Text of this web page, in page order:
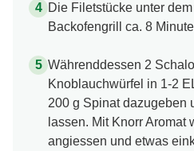
Die Filetstücke unter
Backofengrill ca. 8
Währenddessen 2
Knoblauchwürfel in 1-2
200 g Spinat dazugeben
lassen. Mit Knorr Aromat
angiessen und etwas